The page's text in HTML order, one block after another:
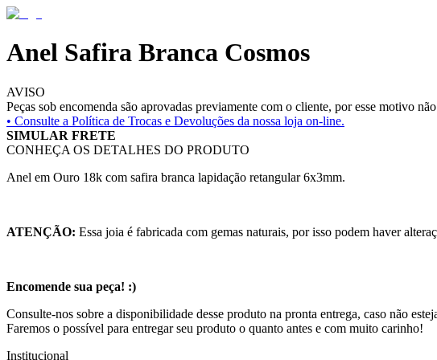
Anel Safira Branca Cosmos
AVISO
Peças sob encomenda são aprovadas previamente com o cliente, por esse motivo
• Consulte a Política de Trocas e Devoluções da nossa loja on-line.
SIMULAR FRETE
CONHEÇA OS DETALHES DO PRODUTO
Anel em Ouro 18k com safira branca lapidação retangular 6x3mm.
ATENÇÃO: Essa joia é fabricada com gemas naturais, por isso podem haver
Encomende sua peça! :)
Consulte-nos sobre a disponibilidade desse produto na pronta entrega, caso não
Faremos o possível para entregar seu produto o quanto antes e com muito carinho!
Institucional